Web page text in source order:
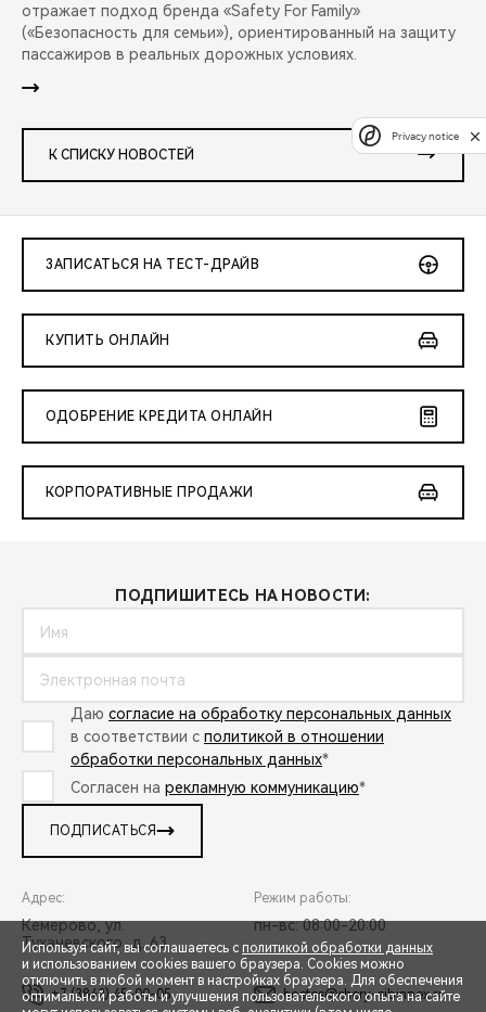
отражает подход бренда «Safety For Family»
(«Безопасность для семьи»), ориентированный на защиту
пассажиров в реальных дорожных условиях.
К СПИСКУ НОВОСТЕЙ
ЗАПИСАТЬСЯ НА ТЕСТ-ДРАЙВ
КУПИТЬ ОНЛАЙН
ОДОБРЕНИЕ КРЕДИТА ОНЛАЙН
КОРПОРАТИВНЫЕ ПРОДАЖИ
ПОДПИШИТЕСЬ НА НОВОСТИ:
Даю согласие на обработку персональных данных
в соответствии с политикой в отношении
обработки персональных данных*
Согласен на рекламную коммуникацию*
ПОДПИСАТЬСЯ
Адрес:
Кемерово, ул.
Тухачевского, д. 63
Режим работы:
пн-вс: 08:00-20:00
+7 (3842) 45-00-05 hostes@chery-sibinpex.ru
Используя сайт, вы соглашаетесь с политикой обработки данных
и использованием cookies вашего браузера. Cookies можно
отключить в любой момент в настройках браузера. Для обеспечения
оптимальной работы и улучшения пользовательского опыта на сайте
Privacy notice